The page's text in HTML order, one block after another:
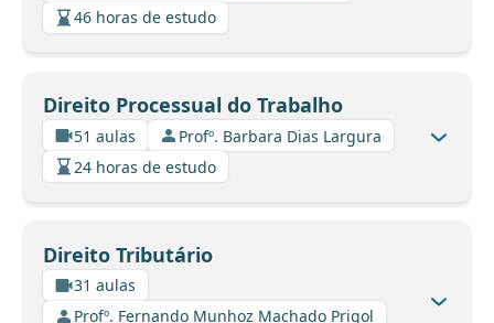
46 horas de estudo
Direito Processual do Trabalho
51 aulas
Profº. Barbara Dias Largura
24 horas de estudo
Direito Tributário
31 aulas
Profº. Fernando Munhoz Machado Prigol